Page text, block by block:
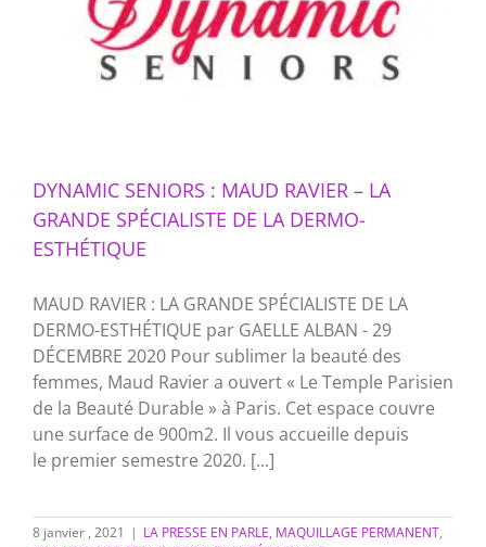
DYNAMIC SENIORS : MAUD RAVIER – LA
GRANDE SPÉCIALISTE DE LA DERMO-
ESTHÉTIQUE
MAUD RAVIER : LA GRANDE SPÉCIALISTE DE LA
DERMO-ESTHÉTIQUE par GAELLE ALBAN - 29
DÉCEMBRE 2020 Pour sublimer la beauté des
femmes, Maud Ravier a ouvert « Le Temple Parisien
de la Beauté Durable » à Paris. Cet espace couvre
une surface de 900m2. Il vous accueille depuis
le premier semestre 2020. [...]
8 janvier , 2021 | LA PRESSE EN PARLE, MAQUILLAGE PERMANENT,